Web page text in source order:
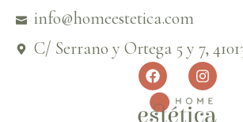
info@homeestetica.com
C/ Serrano y Ortega 5 y 7,